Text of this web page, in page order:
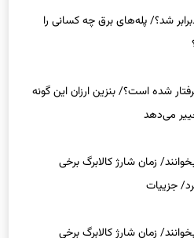
شد؟/ پله‌های برق چه کسانی را
شده است؟/ بنزین ارزان این گونه
می‌دهد
زمان شارژ کالابرگ برخی
جزییات
زمان شارژ کالابرگ برخی